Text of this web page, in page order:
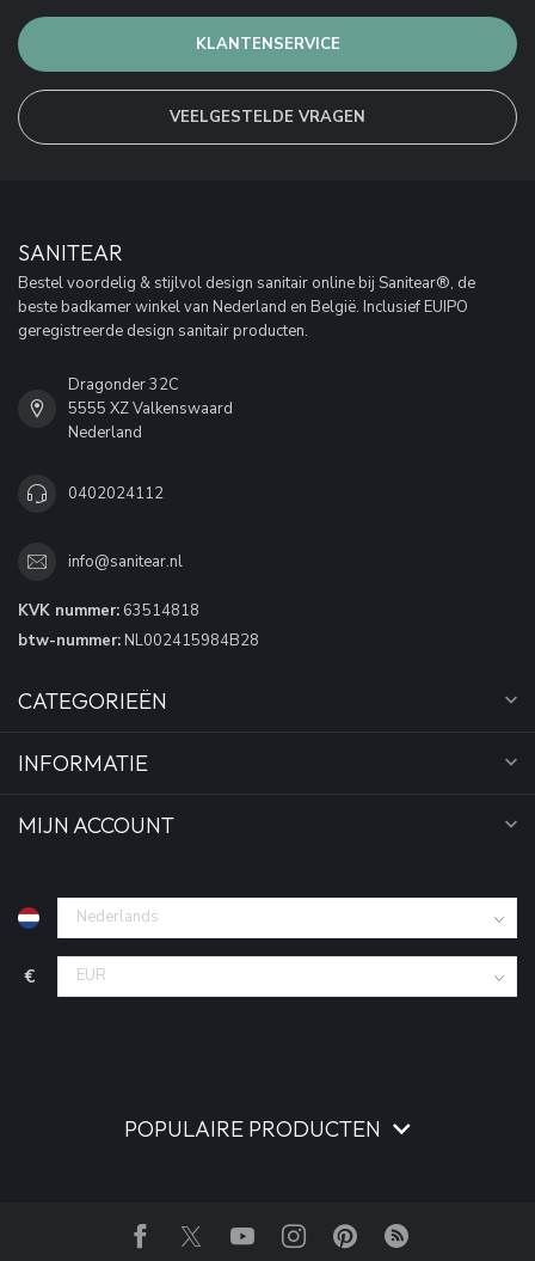
KLANTENSERVICE
VEELGESTELDE VRAGEN
SANITEAR
Bestel voordelig & stijlvol design sanitair online bij Sanitear®, de
beste badkamer winkel van Nederland en België. Inclusief EUIPO
geregistreerde design sanitair producten.
Dragonder 32C
5555 XZ Valkenswaard
Nederland
0402024112
info@sanitear.nl
KVK nummer: 63514818
btw-nummer: NL002415984B28
CATEGORIEËN
INFORMATIE
MIJN ACCOUNT
€
POPULAIRE PRODUCTEN